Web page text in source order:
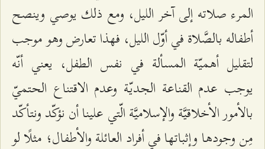
المرء صلاته إلى آخر الليل، ومع ذلك يوصي وينصح
أطفاله بالصَّلاة في أوّل الليل، فهذا تعارض وهو موجب
لتقليل أهميّة المسألة في نفس الطفل، يعني أنّه
يوجب عدم القناعة الجديّة وعدم الاقتناع الحتميّ
بالأمور الأخلاقيَّة والإسلاميَّة الّتي علينا أن نؤكّد ونتأكّد
مِن وجودها وإثباتها في أفراد العائلة والأطفال؛ مثلًا لو